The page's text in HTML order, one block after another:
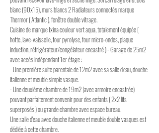
blanc (90x15), murs blancs 2 Radiateurs connectés marque
Thermor ( Atlantic ), fenêtre double vitrage.
Cuisine de marque Ixina couleur vert aqua, totalement équipée (
hotte, lave-vaisselle, four pyrolyse, four micro-ondes, plaque
induction, réfrigérateur/congélateur encastré ) - Garage de 25m2
avec accès indépendant 1er étage :
- Une première suite parentale de 12m2 avec sa salle d'eau, douche
italienne et meuble simple vasque.
- Une deuxième chambre de 19m2 (avec armoire encastrée)
pouvant parfaitement convenir pour des enfants ( 2x2 lits
superposés ) ou grande chambre avec espace bureau.
Une salle d'eau avec douche italienne et meuble double vasques est
dédiée à cette chambre.